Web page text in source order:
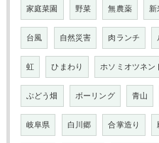
家庭菜園 野菜 無農薬 新
台風 自然災害 肉ランチ
虹 ひまわり ホソミオツネン
ぶどう畑 ボーリング 青山
岐阜県 白川郷 合掌造り